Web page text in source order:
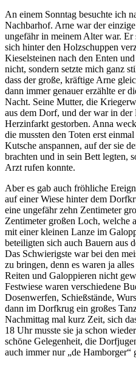
An einem Sonntag besuchte ich
Nachbarhof. Arne war der
ungefähr in meinem Alter war.
sich hinter den Holzschuppen
Kieselsteinen nach den Enten und
nicht, sondern setzte mich ganz
dass der große, kräftige Arne
dann immer genauer erzählte er
Nacht. Seine Mutter, die
aus dem Dorf, und der war in
Herzinfarkt gestorben. Anna
die mussten den Toten erst
Kutsche anspannen, auf der sie
brachten und in sein Bett legten,
Arzt rufen konnte.
Aber es gab auch fröhliche
auf einer Wiese hinter dem
eine ungefähr zehn Zentimeter
Zentimeter großen Loch, welche
mit einer kleinen Lanze im
beteiligten sich auch Bauern aus
Das Schwierigste war bei den
zu bringen, denn es waren ja
Reiten und Galoppieren nicht
Festwiese waren verschiedene
Dosenwerfen, Schießstände,
dann im Dorfkrug ein großes
Nachmittag mal kurz Zeit, sich
18 Uhr musste sie ja schon
schöne Gelegenheit, die
auch immer nur de Hamborger